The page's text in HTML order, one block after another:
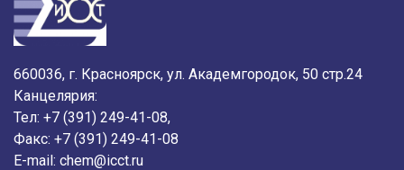
660036, г. Красноярск, ул. Академгородок, 50 стр.24
Канцелярия:
Тел: +7 (391) 249-41-08,
Факс: +7 (391) 249-41-08
E-mail: chem@icct.ru